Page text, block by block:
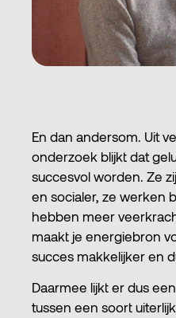
En dan andersom. Uit
onderzoek blijkt dat
succesvol worden. Ze
en socialer, ze werken
hebben meer
maakt je energiebron
succes makkelijker en
Daarmee lijkt er dus
tussen een soort